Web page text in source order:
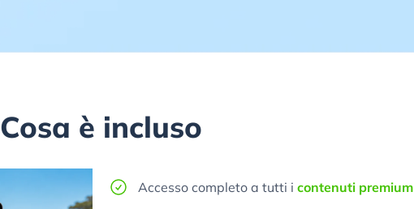
Cosa è incluso
Accesso completo a tutti i contenuti premium